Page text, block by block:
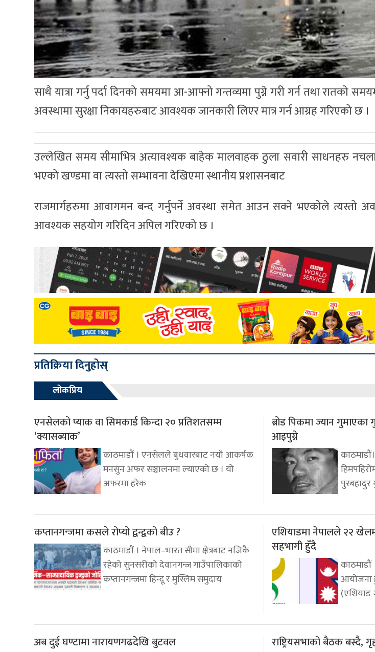
साथै यात्रा गर्नु पर्दा दिनको समयमा आ-आफ्नो गन्तव्यमा पुग्ने गरी गर्न तथा रातको समयमा
अवस्थामा सुरक्षा निकायहरुबाट आवश्यक जानकारी लिएर मात्र गर्न आग्रह गरिएको छ ।
उल्लेखित समय सीमाभित्र अत्यावश्यक बाहेक मालवाहक ठुला सवारी साधनहरु
भएको खण्डमा वा त्यस्तो सम्भावना देखिएमा स्थानीय प्रशासनबाट
राजमार्गहरुमा आवागमन बन्द गर्नुपर्ने अवस्था समेत आउन सक्ने भएकोले त्यस्तो
आवश्यक सहयोग गरिदिन अपिल गरिएको छ ।
प्रतिक्रिया दिनुहोस्
लोकप्रिय
एनसेलको प्याक वा सिमकार्ड किन्दा २० प्रतिशतसम्म
‘क्यासब्याक’
काठमाडौं । एनसेलले बुधवारबाट नयाँ आकर्षक
मनसुन अफर सञ्चालनमा ल्याएको छ । यो
अफरमा हरेक
ब्रोड पिकमा ज्यान
आइपुग्ने
कप्तानगन्जमा कसले रोप्यो द्वन्द्वको बीउ ?
काठमाडौं । नेपाल–भारत सीमा क्षेत्रबाट नजिकै
रहेको सुनसरीको देवानगन्ज गाउँपालिकाको
कप्तानगन्जमा हिन्दू र मुस्लिम समुदाय
एशियाडमा नेपालले २२
सहभागी हुँदै
काठमाडौं
(एशियाड
अब दुई घण्टामा नारायणगढदेखि बुटवल राष्ट्रियसभाको बैठक बस्दै,